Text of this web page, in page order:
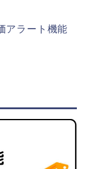
アラート機能